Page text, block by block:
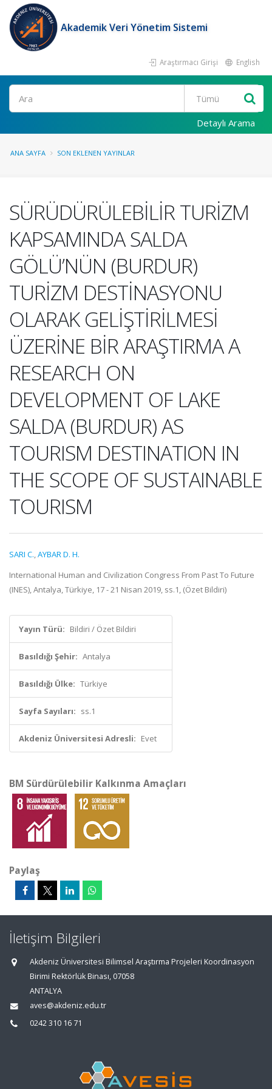
Akademik Veri Yönetim Sistemi
Araştırmacı Girişi English
Ara
Detaylı Arama
ANA SAYFA SON EKLENEN YAYINLAR
SÜRÜDÜRÜLEBİLİR TURİZM
KAPSAMINDA SALDA
GÖLÜ’NÜN (BURDUR)
TURİZM DESTİNASYONU
OLARAK GELİŞTİRİLMESİ
ÜZERİNE BİR ARAŞTIRMA A
RESEARCH ON
DEVELOPMENT OF LAKE
SALDA (BURDUR) AS
TOURISM DESTINATION IN
THE SCOPE OF SUSTAINABLE
TOURISM
SARI C.,AYBAR D. H.
International Human and Civilization Congress From Past To Future
(INES), Antalya, Türkiye, 17 - 21 Nisan 2019, ss.1, (Özet Bildiri)
Yayın Türü: Bildiri / Özet Bildiri
Basıldığı Şehir: Antalya
Basıldığı Ülke: Türkiye
Sayfa Sayıları: ss.1
Akdeniz Üniversitesi Adresli: Evet
BM Sürdürülebilir Kalkınma Amaçları
Paylaş
İletişim Bilgileri
Akdeniz Üniversitesi Bilimsel Araştırma Projeleri Koordinasyon
Birimi Rektörlük Binası, 07058
ANTALYA
aves@akdeniz.edu.tr
0242 310 16 71